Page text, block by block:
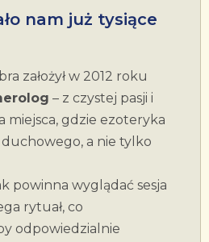
nam już tysiące
założył w 2012 roku
– z czystej pasji i
miejsca, gdzie ezoteryka
a nie tylko
powinna wyglądać sesja
rytuał, co
odpowiedzialnie